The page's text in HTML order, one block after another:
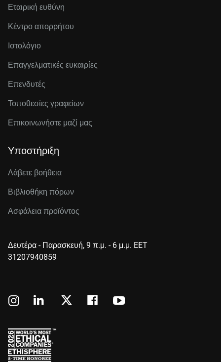
Εταιρική ευθύνη
Κέντρο απορρήτου
Ιστολόγιο
Επαγγελματικές ευκαιρίες
Επενδυτές
Τοποθεσίες γραφείων
Επικοινωνήστε μαζί μας
Υποστήριξη
Λάβετε βοήθεια
Βιβλιοθήκη πόρων
Ασφάλεια προϊόντος
Δευτέρα - Παρασκευή, 9 π.μ. - 6 μ.μ. EET
31207940859